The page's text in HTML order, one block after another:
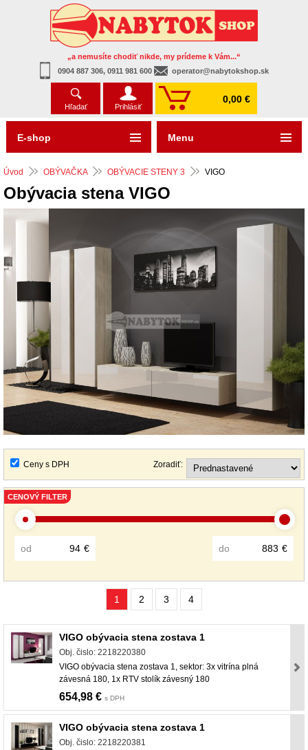
„a nemusíte chodiť nikde, my prídeme k Vám...“
0904 887 306, 0911 981 600
operator@nabytokshop.sk
Hľadať Prihlásiť
0,00 €
Úvod OBÝVAČKA OBÝVACIE STENY 3 VIGO
Obývacia stena VIGO
Ceny s DPH Zoradiť:
CENOVÝ FILTER
od € do €
1 2 3 4
VIGO obývacia stena zostava 1
Obj. čislo: 2218220380
VIGO obývacia stena zostava 1, sektor: 3x vitrína plná
závesná 180, 1x RTV stolík závesný 180
654,98 € s DPH
VIGO obývacia stena zostava 1
Obj. čislo: 2218220381
E-shop Menu